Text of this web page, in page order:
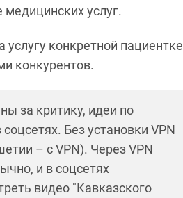
услуг.
конкретной пациентке
конкурентов.
за критику, идеи по
Без установки VPN
– с VPN). Через VPN
и в соцсетях
видео "Кавказского